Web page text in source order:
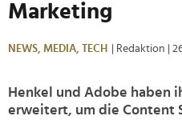
Marketing
NEWS, MEDIA, TECH | Redaktion |
Henkel und Adobe haben
erweitert, um die Content